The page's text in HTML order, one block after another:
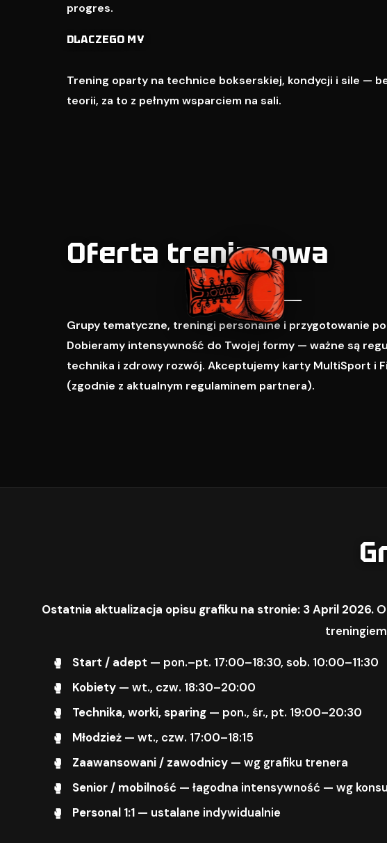
progres.
DLACZEGO MY
Trening oparty na technice bokserskiej, kondycji i sile —
teorii, za to z pełnym wsparciem na sali.
Oferta treningowa
Grupy tematyczne, treningi personalne i przygotowanie
Dobieramy intensywność do Twojej formy — ważne są
technika i zdrowy rozwój. Akceptujemy karty MultiSport i
(zgodnie z aktualnym regulaminem partnera).
Ostatnia aktualizacja opisu grafiku na stronie: 3 April 2026.
Start / adept — pon.–pt. 17:00–18:30, sob. 10:00–11:30
Kobiety — wt., czw. 18:30–20:00
Technika, worki, sparing — pon., śr., pt. 19:00–20:30
Młodzież — wt., czw. 17:00–18:15
Zaawansowani / zawodnicy — wg grafiku trenera
Senior / mobilność — łagodna intensywność — wg
Personal 1:1 — ustalane indywidualnie